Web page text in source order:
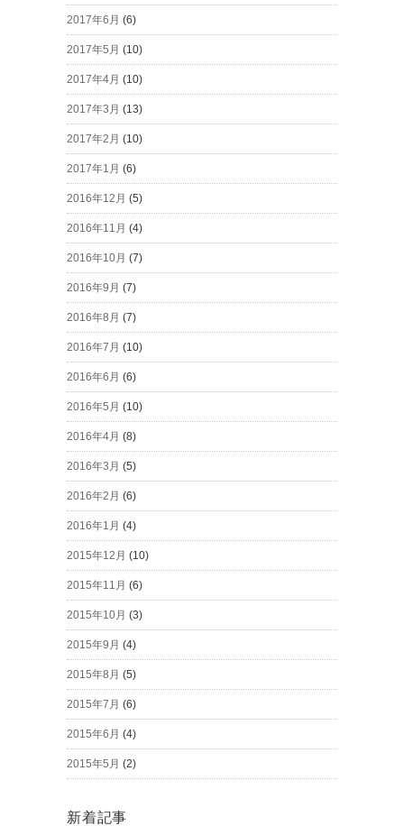
2017年6月 (6)
2017年5月 (10)
2017年4月 (10)
2017年3月 (13)
2017年2月 (10)
2017年1月 (6)
2016年12月 (5)
2016年11月 (4)
2016年10月 (7)
2016年9月 (7)
2016年8月 (7)
2016年7月 (10)
2016年6月 (6)
2016年5月 (10)
2016年4月 (8)
2016年3月 (5)
2016年2月 (6)
2016年1月 (4)
2015年12月 (10)
2015年11月 (6)
2015年10月 (3)
2015年9月 (4)
2015年8月 (5)
2015年7月 (6)
2015年6月 (4)
2015年5月 (2)
新着記事